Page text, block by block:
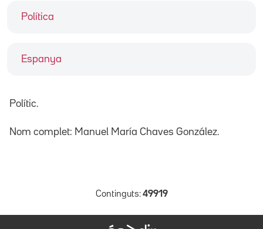
Política
Espanya
Polític.
Nom complet: Manuel María Chaves González.
Continguts: 49919